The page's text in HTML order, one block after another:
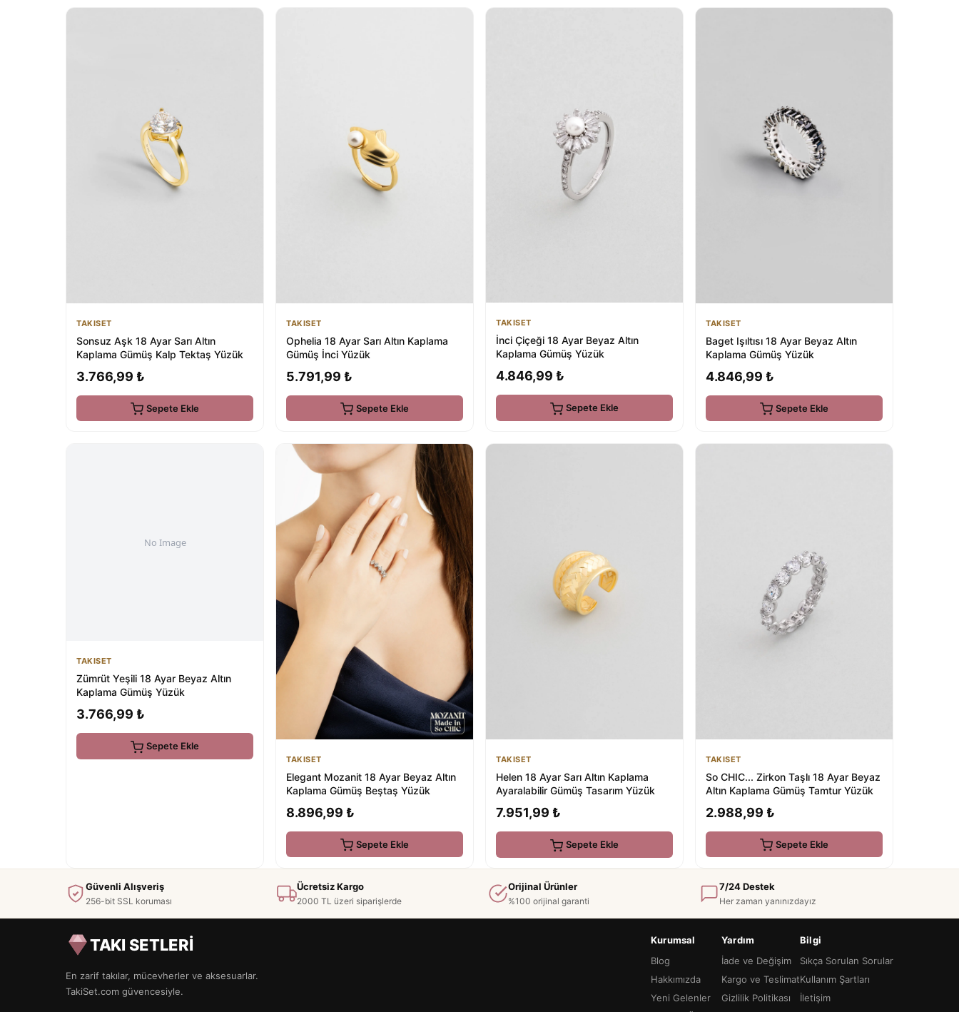
TAKISET
Sonsuz Aşk 18 Ayar Sarı Altın
Kaplama Gümüş Kalp Tektaş Yüzük
3.766,99 ₺
Sepete Ekle
TAKISET
Ophelia 18 Ayar Sarı Altın Kaplama
Gümüş İnci Yüzük
5.791,99 ₺
Sepete Ekle
TAKISET
İnci Çiçeği 18 Ayar Beyaz Altın
Kaplama Gümüş Yüzük
4.846,99 ₺
Sepete Ekle
TAKISET
Baget Işıltısı 18 Ayar Beyaz Altın
Kaplama Gümüş Yüzük
4.846,99 ₺
Sepete Ekle
TAKISET
Zümrüt Yeşili 18 Ayar Beyaz Altın
Kaplama Gümüş Yüzük
3.766,99 ₺
Sepete Ekle
TAKISET
Elegant Mozanit 18 Ayar Beyaz Altın
Kaplama Gümüş Beştaş Yüzük
8.896,99 ₺
Sepete Ekle
TAKISET
Helen 18 Ayar Sarı Altın Kaplama
Ayaralabilir Gümüş Tasarım Yüzük
7.951,99 ₺
Sepete Ekle
TAKISET
So CHIC... Zirkon Taşlı 18 Ayar Beyaz
Altın Kaplama Gümüş Tamtur Yüzük
2.988,99 ₺
Sepete Ekle
Güvenli Alışveriş
256-bit SSL koruması
Ücretsiz Kargo
2000 TL üzeri siparişlerde
Orijinal Ürünler
%100 orijinal garanti
7/24 Destek
Her zaman yanınızdayız
TAKI SETLERİ
En zarif takılar, mücevherler ve aksesuarlar.
TakiSet.com güvencesiyle.
Kurumsal
Blog
Hakkımızda
Yeni Gelenler
Yardım
İade ve Değişim
Kargo ve Teslimat
Gizlilik Politikası
Bilgi
Sıkça Sorulan Sorular
Kullanım Şartları
İletişim